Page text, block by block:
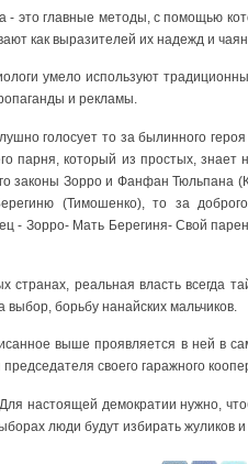
- это главные методы, с помощью
как выразителей их надежд и
умело используют
и рекламы.
голосует то за былинного
парня, который из простых,
законы Зорро и Фанфан Тюльпана
(Тимошенко), то за
- Зорро- Мать Берегиня- Свой
странах, реальная власть всегда
борьбу нанайских мальчиков.
выше проявляется в ней в
своего гаражного
настоящей демократии нужно,
люди будут избирать жуликов и